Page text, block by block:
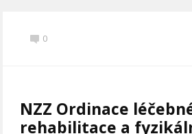
0
NZZ Ordinace
rehabilitace a